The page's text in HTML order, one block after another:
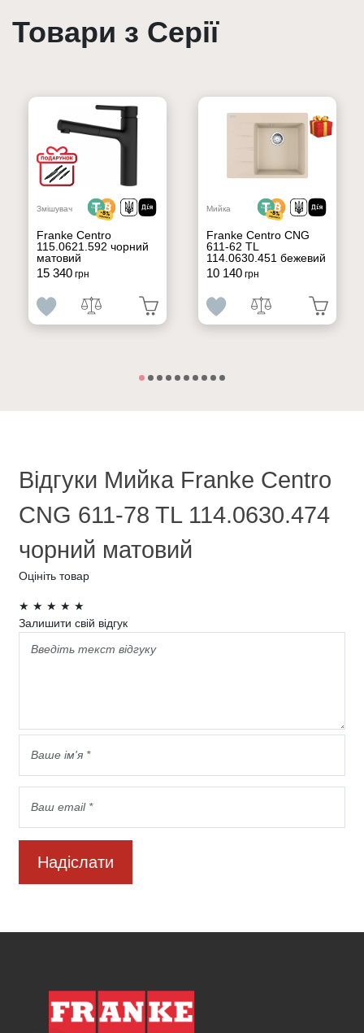
Товари з Серії
Змішувач
Franke Centro
115.0621.592 чорний
матовий
15 340грн
Мийка
Franke Centro CNG
611-62 TL
114.0630.451 бежевий
10 140грн
Відгуки Мийка Franke Centro
CNG 611-78 TL 114.0630.474
чорний матовий
Оцініть товар
★ ★ ★ ★ ★
Залишити свій відгук
Надіслати